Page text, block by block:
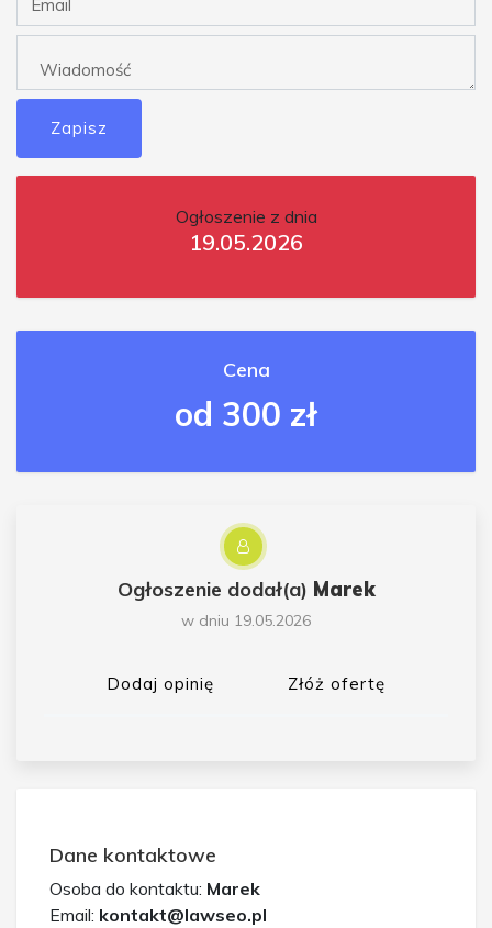
Zapisz
Ogłoszenie z dnia
19.05.2026
Cena
od 300 zł
Ogłoszenie dodał(a) Marek
w dniu 19.05.2026
Dodaj opinię Złóż ofertę
Dane kontaktowe
Osoba do kontaktu: Marek
Email: kontakt@lawseo.pl